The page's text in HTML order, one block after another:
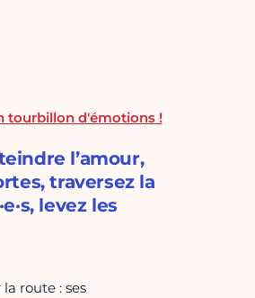
tourbillon d'émotions !
l’amour,
traversez la
levez les
route : ses